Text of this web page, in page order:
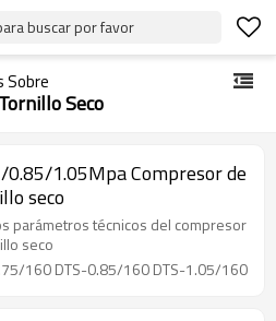
buscar por favor
Sobre
Seco
1.05Mpa Compresor de
seco
parámetros técnicos del compresor
seco
modelo:DTS-0.75/160 DTS-0.85/160 DTS-1.05/160